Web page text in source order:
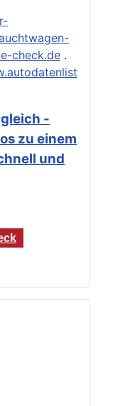
check.de.
-
zu einem
und